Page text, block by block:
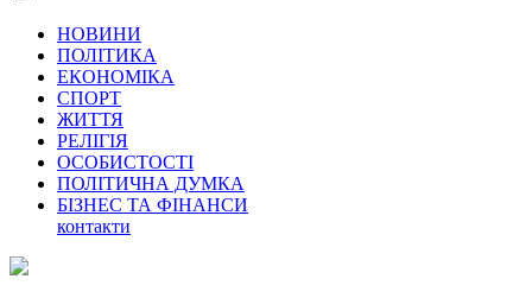
НОВИНИ
ПОЛІТИКА
ЕКОНОМІКА
СПОРТ
ЖИТТЯ
РЕЛІГІЯ
ОСОБИСТОСТІ
ПОЛІТИЧНА ДУМКА
БІЗНЕС ТА ФІНАНСИ
контакти